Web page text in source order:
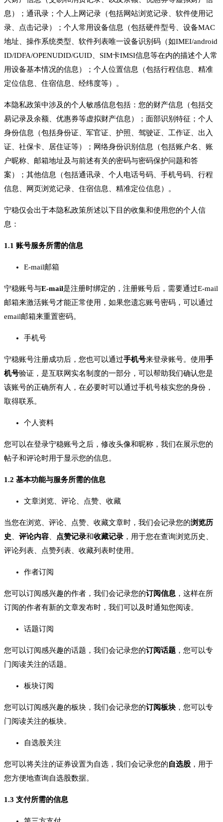
息）；通讯录；个人上网记录（包括网站浏览记录、软件使用记
录、点击记录）；个人常用设备信息（包括硬件型号、设备MAC
地址、操作系统类型、软件列表唯一设备识别码（如IMEI/android
ID/IDFA/OPENUDID/GUID、SIM卡IMSI信息等在内的描述个人常
用设备基本情况的信息）；个人位置信息（包括行程信息、精准
定位信息、住宿信息、经纬度等）。
本隐私政策中涉及的个人敏感信息包括：您的财产信息（包括交
易记录及余额、优惠券等虚拟财产信息）；面部识别特征；个人
身份信息（包括身份证、军官证、护照、驾驶证、工作证、出入
证、社保卡、居住证等）；网络身份识别信息（包括账户名、账
户昵称、邮箱地址及与前述有关的密码与密码保护问题和答
案）；其他信息（包括通讯录、个人电话号码、手机号码、行程
信息、网页浏览记录、住宿信息、精准定位信息）。
宁稳仅会出于本隐私政策所述以下目的收集和使用您的个人信
息：
1.1 账号服务所需的信息
E-mail邮箱
宁稳账号与E-mail是注册时绑定的，注册账号后，需要通过E-mail
邮箱来激活账号才能正常使用，如果您遗忘账号密码，可以通过
email邮箱来重置密码。
手机号
宁稳账号注册成功后，您也可以通过手机号来登录账号。使用手
机号验证，是互联网实名制度的一部分，可以帮助我们确认您是
该账号的正确所有人，在必要时可以通过手机号核实您的身份，
取得联系。
个人资料
您可以在登录宁稳账号之后，修改头像和昵称，我们在展示您的
帖子和评论时用于显示您的信息。
1.2 基本功能与服务所需的信息
文章浏览、评论、点赞、收藏
当您在浏览、评论、点赞、收藏文章时，我们会记录您的浏览历
史
评论内容 点赞记录和收藏记录 ，用于您在查询浏览历史、
评论列表、点赞列表、收藏列表时使用。
作者订阅
您可以订阅感兴趣的作者，我们会记录您的订阅信息 ，这样在所
订阅的作者有新的文章发布时，我们可以及时通知您阅读。
话题订阅
您可以订阅感兴趣的话题，我们会记录您的订阅话题 ，您可以专
门阅读关注的话题。
板块订阅
您可以订阅感兴趣的板块，我们会记录您的订阅板块 ，您可以专
门阅读关注的板块。
自选股关注
您可以将关注的证券设置为自选，我们会记录您的自选股 ，用于
您方便地查询自选股数据。
1.3 支付所需的信息